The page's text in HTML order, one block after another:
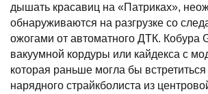
дышать красавиц на «Патриках»,
обнаруживаются на разгрузке со
ожогами от автоматного ДТК. Кобура
вакуумной кордуры или кайдекса с
которая раньше могла бы встретиться
нарядного страйкболиста из